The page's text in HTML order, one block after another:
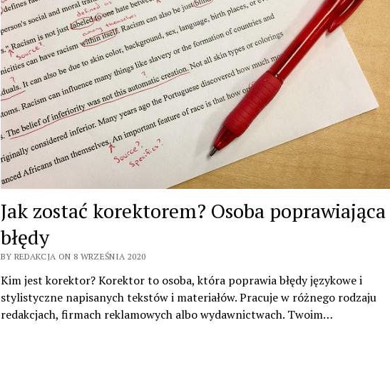
Jak zostać korektorem? Osoba poprawiająca
błędy
BY REDAKCJA ON 8 WRZEŚNIA 2020
Kim jest korektor? Korektor to osoba, która poprawia błędy językowe i
stylistyczne napisanych tekstów i materiałów. Pracuje w różnego rodzaju
redakcjach, firmach reklamowych albo wydawnictwach. Twoim…